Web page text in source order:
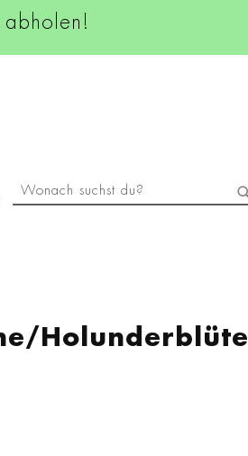
abholen!
Holunderblüte